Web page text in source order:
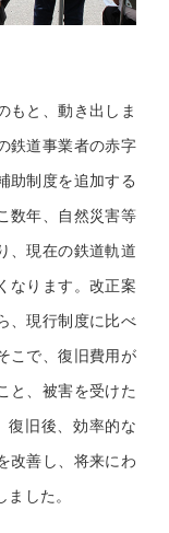
もと、動き出しま
鉄道事業者の赤字
助制度を追加する
数年、自然災害等
、現在の鉄道軌道
なります。改正案
、現行制度に比べ
こで、復旧費用が
と、被害を受けた
復旧後、効率的な
改善し、将来にわ
した。